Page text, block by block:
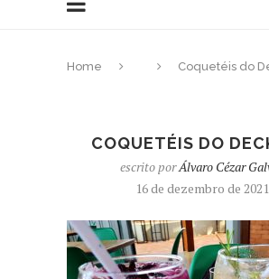
Home Coquetéis do
COQUETÉIS DO
escrito porÁlvaro Cézar
16 de dezembro de 2021